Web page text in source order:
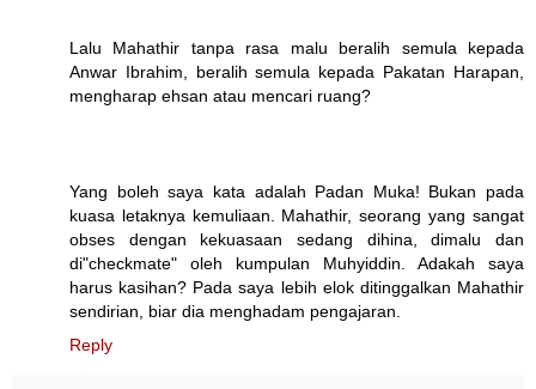
Lalu Mahathir tanpa rasa malu beralih semula kepada
Anwar Ibrahim, beralih semula kepada Pakatan Harapan,
mengharap ehsan atau mencari ruang?
Yang boleh saya kata adalah Padan Muka! Bukan pada
kuasa letaknya kemuliaan. Mahathir, seorang yang sangat
obses dengan kekuasaan sedang dihina, dimalu dan
di"checkmate" oleh kumpulan Muhyiddin. Adakah saya
harus kasihan? Pada saya lebih elok ditinggalkan Mahathir
sendirian, biar dia menghadam pengajaran.
Reply